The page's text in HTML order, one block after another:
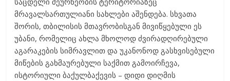
მრავალსართულიანი სახლები აშენდება. სხვათა
შორის, თბილისის მთავრობისგან მივიწყებული ეს
უბანი, რომელიც ახლა მხოლოდ ძვირადღირებული
აგარაკების სიმრავლით და უკანონოდ გასხვისებული
მიწების გახმაურებული საქმით გამოირჩევა,
ისტორიული ბაქულბაქევის – დიდი დიღმის